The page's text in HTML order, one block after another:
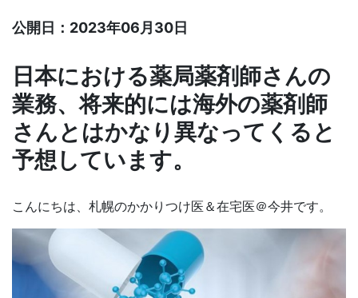
公開日：2023年06月30日
日本における薬局薬剤師さんの
業務、将来的には海外の薬剤師
さんとはかなり異なってくると
予想しています。
こんにちは、札幌のかかりつけ医＆在宅医＠今井です。